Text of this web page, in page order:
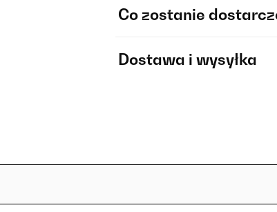
Co zostanie
Dostawa i wysyłka